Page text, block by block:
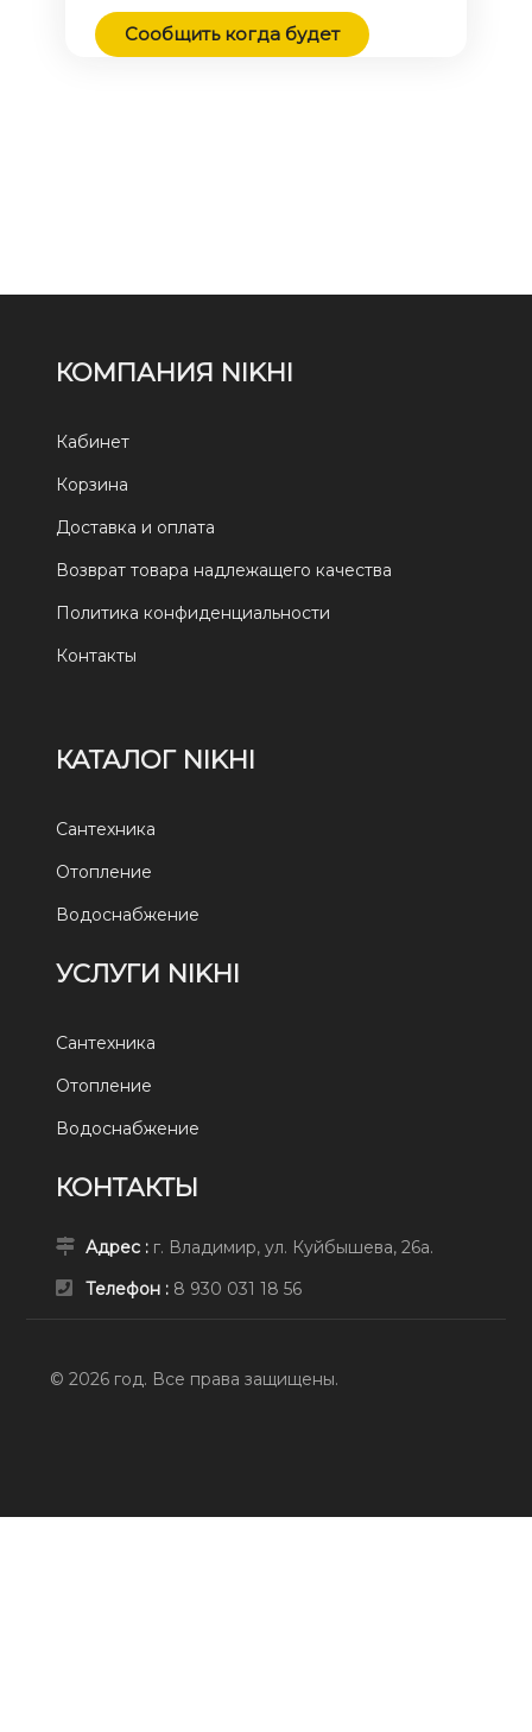
Сообщить когда будет
КОМПАНИЯ NIKHI
Кабинет
Корзина
Доставка и оплата
Возврат товара надлежащего качества
Политика конфиденциальности
Контакты
КАТАЛОГ NIKHI
Сантехника
Отопление
Водоснабжение
УСЛУГИ NIKHI
Сантехника
Отопление
Водоснабжение
КОНТАКТЫ
Адрес : г. Владимир, ул. Куйбышева, 26а.
Телефон : 8 930 031 18 56
© 2026 год. Все права защищены.